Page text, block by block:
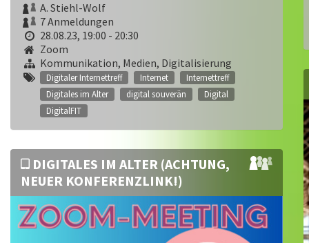
A. Stiehl-Wolf
7 Anmeldungen
28.08.23, 19:00 - 20:30
Zoom
Kommunikation, Medien, Digitalisierung
Digitaler Internettreff Internet
Internettreff
Digitales im Alter
digital souverän
Digital
DigitalFIT
DIGITALES IM ALTER (ACHTUNG,
NEUER KONFERENZLINK!)